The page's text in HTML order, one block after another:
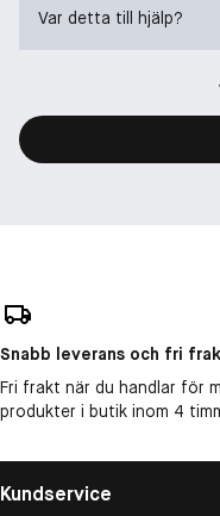
Var detta till hjälp?
Snabb leverans och fri
Fri frakt när du handlar för
produkter i butik inom 4
Kundservice